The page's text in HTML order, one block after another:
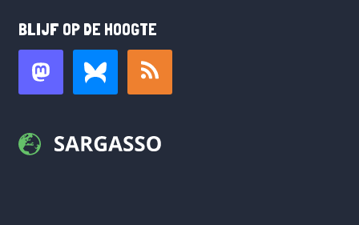
BLIJF OP DE HOOGTE